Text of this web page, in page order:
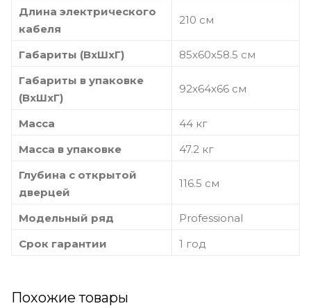
Длина электрического
кабеля
210 см
Габариты (ВхШхГ)
85х60х58.5 см
Габариты в упаковке
(ВxШxГ)
92x64x66 см
Масса
44 кг
Масса в упаковке
47.2 кг
Глубина с открытой
дверцей
116.5 см
Модельный ряд
Professional
Срок гарантии
1 год
Похожие товары